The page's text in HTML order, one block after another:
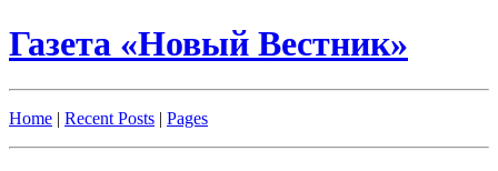
Газета «Новый Вестник»
Home | Recent Posts | Pages